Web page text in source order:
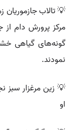
💡 تالاب جازموریان
مرکز پرورش دام از
گونه‌های گیاهی
نمودند.
💡 زین مرغزار سبز
او